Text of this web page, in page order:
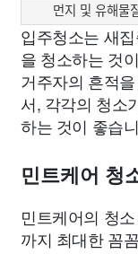
먼지 및 유해물
입주청소는 새
을 청소하는 것
거주자의 흔적
서, 각각의 청소
하는 것이 좋습
민트케어 청
민트케어의 청
까지 최대한 꼼